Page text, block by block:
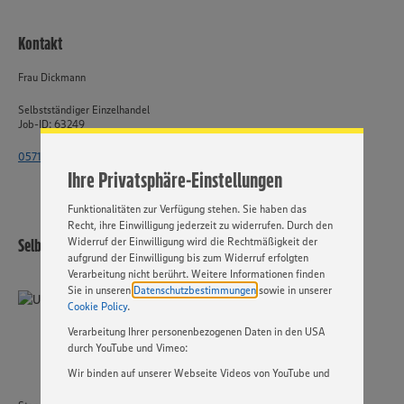
Ihre Privatsphäre-Einstellungen
ermöglichen. Wir verwenden Ihre Daten, um unsere
Inhalte anzubieten. Ihre Einwilligung in die Nutzung von
Cookies und anderer Technologien ist freiwillig und kann
„EINSTELLUNGEN ÄNDERN”. Bitte beachten Sie, dass auf
Basis Ihrer Einstellungen ggf. nicht mehr alle
Funktionalitäten zur Verfügung stehen. Sie haben das
Recht, ihre Einwilligung jederzeit zu widerrufen. Durch den
Widerruf der Einwilligung wird die Rechtmäßigkeit der
aufgrund der Einwilligung bis zum Widerruf erfolgten
Verarbeitung nicht berührt. Weitere Informationen finden
Sie in unseren Datenschutzbestimmungen sowie in unserer
Cookie Policy.
Verarbeitung Ihrer personenbezogenen Daten in den USA
durch YouTube und Vimeo:
Wir binden auf unserer Webseite Videos von YouTube und
Kontakt
Frau Dickmann
Selbstständiger Einzelhandel
Job-ID: 63249
0571 - 802 1863
Selbstständiger Einzelhandel